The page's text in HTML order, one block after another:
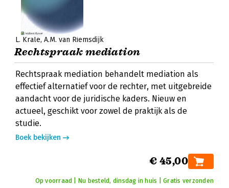
L. Krale A.M. van Riemsdijk
Rechtspraak mediation
Rechtspraak mediation behandelt mediation als
effectief alternatief voor de rechter, met uitgebreide
aandacht voor de juridische kaders. Nieuw en
actueel, geschikt voor zowel de praktijk als de
studie.
Boek bekijken
€ 45,00
Op voorraad | Nu besteld, dinsdag in huis | Gratis verzonden